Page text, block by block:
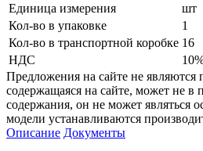
Единица измерения
шт
Кол-во в упаковке
1
Кол-во в транспортной коробке 16
НДС
Предложения на сайте не
содержащаяся на сайте, может не в
содержания, он не может являться
модели устанавливаются
Описание Документы